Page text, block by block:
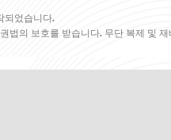
되었습니다.
의 보호를 받습니다. 무단 복제 및 재